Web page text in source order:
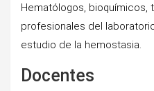
Hematólogos,
profesionales del
estudio de la hemostasia.
Docentes